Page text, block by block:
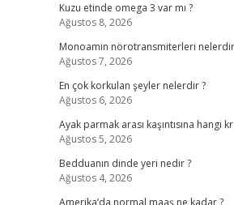
Kuzu etinde omega 3 var mı ?
Ağustos 8, 2026
Monoamin nörotransmiterleri
Ağustos 7, 2026
En çok korkulan şeyler nelerdir ?
Ağustos 6, 2026
Ayak parmak arası kaşıntısına hangi
Ağustos 5, 2026
Bedduanın dinde yeri nedir ?
Ağustos 4, 2026
Amerika’da normal maaş ne kadar ?